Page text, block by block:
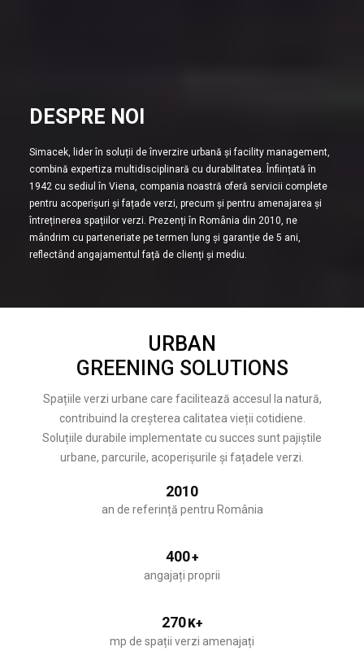
DESPRE NOI
Simacek, lider în soluții de înverzire urbană și facility management,
combină expertiza multidisciplinară cu durabilitatea. Înființată în
1942 cu sediul în Viena, compania noastră oferă servicii complete
pentru acoperișuri și fațade verzi, precum și pentru amenajarea și
întreținerea spațiilor verzi. Prezenți în România din 2010, ne
mândrim cu parteneriate pe termen lung și garanție de 5 ani,
reflectând angajamentul față de clienți și mediu.
URBAN
GREENING SOLUTIONS
Spațiile verzi urbane care facilitează accesul la natură,
contribuind la creșterea calitatea vieții cotidiene.
Soluțiile durabile implementate cu succes sunt pajiștile
urbane, parcurile, acoperișurile și fațadele verzi.
2010
an de referință pentru România
400+
angajați proprii
270K+
mp de spații verzi amenajați